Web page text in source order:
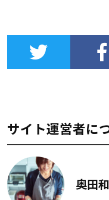
サイト運営者に
奥田